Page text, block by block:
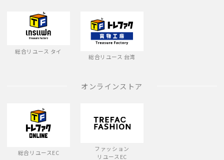
総合リユース タイ
総合リユース 台湾
オンラインストア
総合リユースEC
ファッション
リユースEC